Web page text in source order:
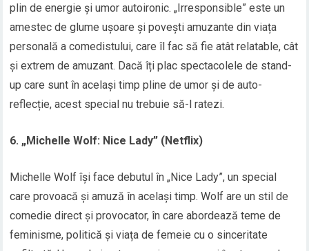
plin de energie și umor autoironic. „Irresponsible” este un
amestec de glume ușoare și povești amuzante din viața
personală a comedistului, care îl fac să fie atât relatable, cât
și extrem de amuzant. Dacă îți plac spectacolele de stand-
up care sunt în același timp pline de umor și de auto-
reflecție, acest special nu trebuie să-l ratezi.
6. „Michelle Wolf: Nice Lady” (Netflix)
Michelle Wolf își face debutul în „Nice Lady”, un special
care provoacă și amuză în același timp. Wolf are un stil de
comedie direct și provocator, în care abordează teme de
feminisme, politică și viața de femeie cu o sinceritate